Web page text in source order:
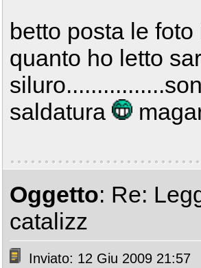
betto posta le
quanto ho letto
saldatura
Oggetto: Re:
catalizz
Inviato: 12 Giu 2009 21:57